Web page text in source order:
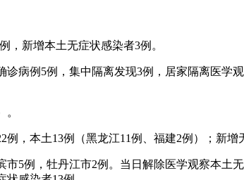
，新增本土无症状感染者3例。
病例5例，集中隔离发现3例，居家隔离医
，本土13例（黑龙江11例、福建2例）；新增
5例，牡丹江市2例。当日解除医学观察本土